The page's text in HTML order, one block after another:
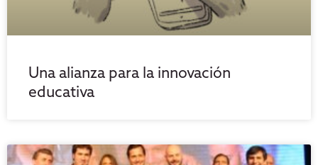
Una alianza para la innovación
educativa